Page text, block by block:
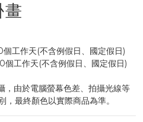
個工作天(不含例假日、國定假日)
50個工作天(不含例假日、國定假日)
由於電腦螢幕色差、拍攝光線等
最終顏色以實際商品為準。